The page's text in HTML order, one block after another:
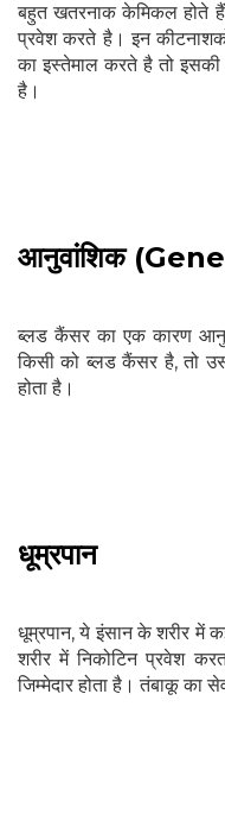
बहुत खतरनाक केमिकल होते
प्रवेश करते है। इन
का इस्तेमाल करते है तो
है।
आनुवांशिक
ब्लड कैंसर का एक कारण
किसी को ब्लड कैंसर है, तो
होता है।
धूम्रपान
धूम्रपान, ये इंसान के शरीर में
शरीर में निकोटिन प्रवेश
जिम्मेदार होता है। तंबाकू का